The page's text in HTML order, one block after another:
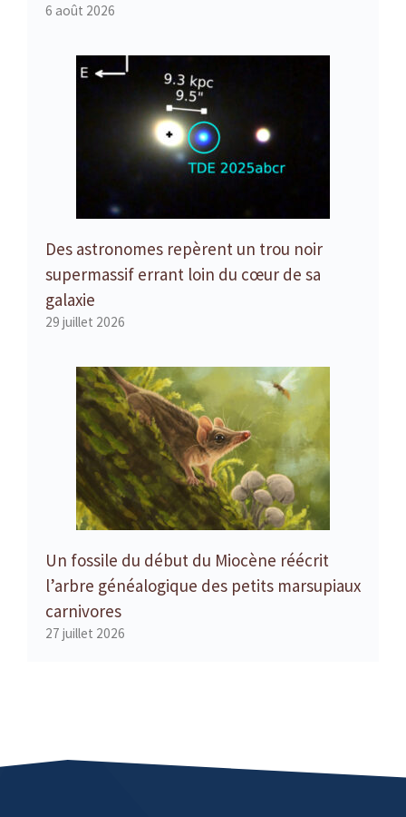
6 août 2026
Des astronomes repèrent un trou noir
supermassif errant loin du cœur de sa
galaxie
29 juillet 2026
Un fossile du début du Miocène réécrit
l’arbre généalogique des petits marsupiaux
carnivores
27 juillet 2026